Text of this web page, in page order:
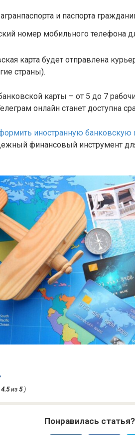
и паспорта
номер мобильного телефона
карта будет отправлена
страны).
карты – от 5 до 7
онлайн станет доступна
иностранную банковскую
финансовый инструмент
4.5из 5)
Понравилась